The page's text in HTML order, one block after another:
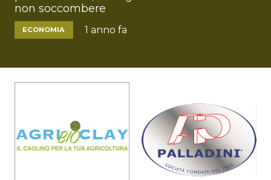
non soccombere
ECONOMIA 1 anno fa